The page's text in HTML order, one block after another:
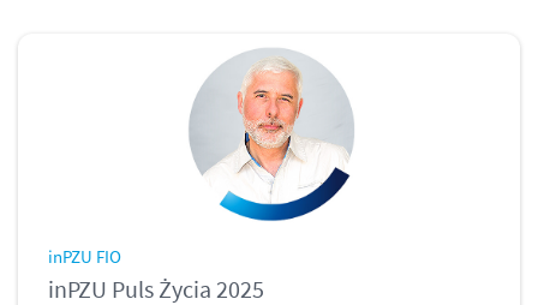
inPZU FIO
inPZU Puls Życia 2025